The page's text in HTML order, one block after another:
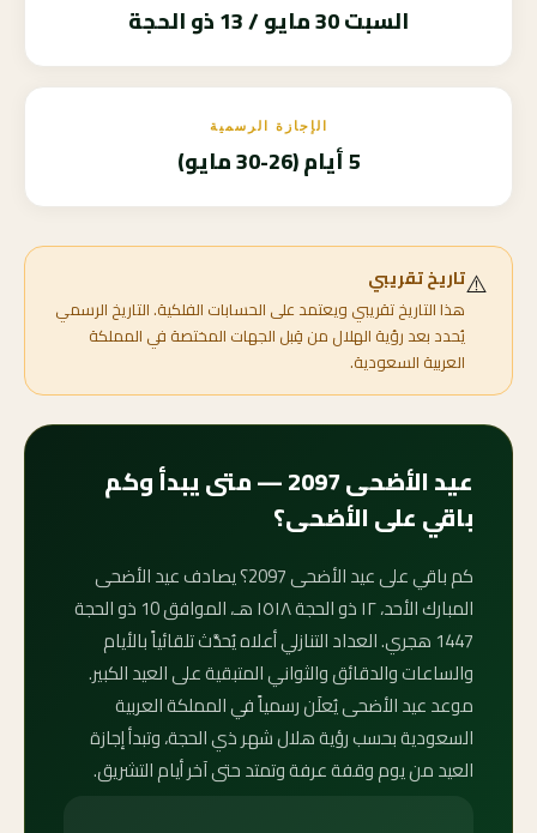
السبت 30 مايو / 13 ذو الحجة
الإجازة الرسمية
5 أيام (26-30 مايو)
⚠️تاريخ تقريبي
هذا التاريخ تقريبي ويعتمد على الحسابات الفلكية. التاريخ الرسمي
يُحدد بعد رؤية الهلال من قِبل الجهات المختصة في المملكة
العربية السعودية.
عيد الأضحى 2097 — متى يبدأ وكم
باقي على الأضحى؟
كم باقي على عيد الأضحى 2097؟ يصادف عيد الأضحى
المبارك الأحد، ١٢ ذو الحجة ١٥١٨ هـ، الموافق 10 ذو الحجة
1447 هجري. العداد التنازلي أعلاه يُحدَّث تلقائياً بالأيام
والساعات والدقائق والثواني المتبقية على العيد الكبير.
موعد عيد الأضحى يُعلَن رسمياً في المملكة العربية
السعودية بحسب رؤية هلال شهر ذي الحجة، وتبدأ إجازة
العيد من يوم وقفة عرفة وتمتد حتى آخر أيام التشريق.